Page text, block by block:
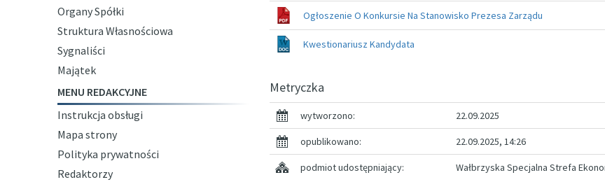
Organy Spółki
Struktura Własnościowa
Sygnaliści
Majątek
MENU REDAKCYJNE
Instrukcja obsługi
Mapa strony
Polityka prywatności
Redaktorzy
Ogłoszenie O Konkursie Na Stanowisko Prezesa Zarządu
Kwestionariusz Kandydata
Metryczka
wytworzono: 22.09.2025
opublikowano: 22.09.2025, 14:26
podmiot udostępniający: Wałbrzyska Specjalna Strefa